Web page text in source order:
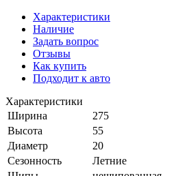
Характеристики
Наличие
Задать вопрос
Отзывы
Как купить
Подходит к авто
Характеристики
Ширина
275
Высота
55
Диаметр
20
Сезонность
Летние